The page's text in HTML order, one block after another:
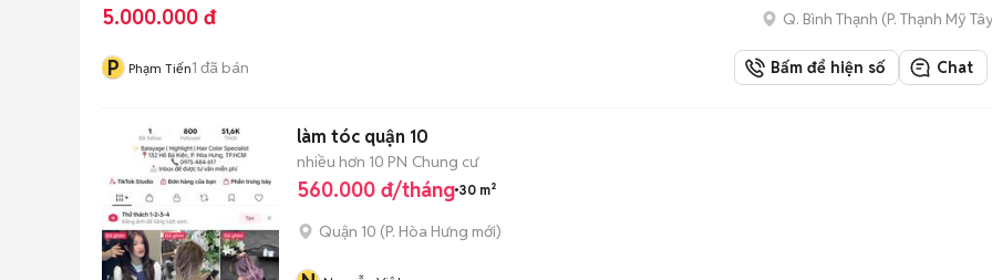
5.000.000 đ Q. Bình Thạnh (P. Thạnh Mỹ
P Phạm Tiến1 đã bán Bấm để hiện số Chat
làm tóc quận 10
nhiều hơn 10 PN Chung cư
560.000 đ/tháng 30 m²
Quận 10 (P. Hòa Hưng mới)